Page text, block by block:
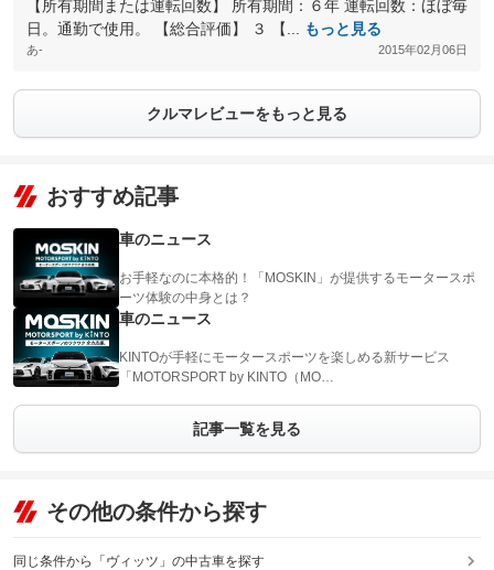
【所有期間または運転回数】 所有期間：６年 運転回数：ほぼ毎
日。通勤で使用。 【総合評価】 ３ 【...
もっと見る
あ- 2015年02月06日
クルマレビューをもっと見る
おすすめ記事
車のニュース
お手軽なのに本格的！「MOSKIN」が提供するモータースポ
ーツ体験の中身とは？
車のニュース
KINTOが手軽にモータースポーツを楽しめる新サービス
「MOTORSPORT by KINTO（MO…
記事一覧を見る
その他の条件から探す
同じ条件から「ヴィッツ」の中古車を探す